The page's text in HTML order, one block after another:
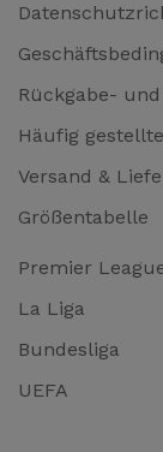
Rückgabe-
Häufig
Versand &
Größentabelle
Premier
La Liga
Bundesliga
UEFA